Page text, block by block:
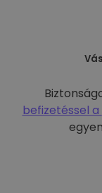
befizetéssel a